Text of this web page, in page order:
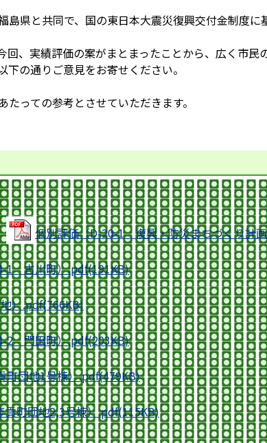
県と共同で、国の東日本大震災復興交付金制度に
、実績評価の案がまとまったことから、広く市民
の通りご意見をお寄せください。
っての参考とさせていただきます。
個別評価（D-20-1 復興・防災まちづくり計
1 古川町）.pdf(191KB)
）.pdf(766KB)
2 門田町）.pdf(203KB)
町団地1号棟）.pdf(479KB)
貢町団地2,3号棟）.pdf(115KB)